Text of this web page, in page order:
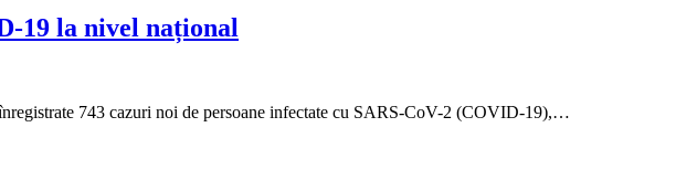
19 la nivel național
743 cazuri noi de persoane infectate cu SARS-CoV-2 (COVID-19),…